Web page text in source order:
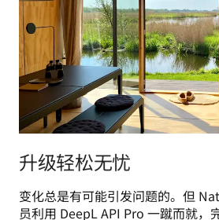
升级轻松无忧
变化总是有可能引发问题的。但
员利用 DeepL API Pro 一蹴而就，